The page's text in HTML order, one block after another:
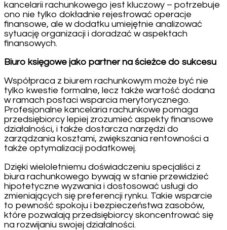
kancelarii rachunkowego jest kluczowy – potrzebuje
ono nie tylko dokładnie rejestrować operacje
finansowe, ale w dodatku umiejętnie analizować
sytuację organizacji i doradzać w aspektach
finansowych.
Biuro księgowe jako partner na ścieżce do sukcesu
Współpraca z biurem rachunkowym może być nie
tylko kwestie formalne, lecz także wartość dodana
w ramach postaci wsparcia merytorycznego.
Profesjonalne kancelaria rachunkowe pomaga
przedsiębiorcy lepiej zrozumieć aspekty finansowe
działalności, i także dostarcza narzędzi do
zarządzania kosztami, zwiększania rentowności a
także optymalizacji podatkowej.
Dzięki wieloletniemu doświadczeniu specjaliści z
biura rachunkowego bywają w stanie przewidzieć
hipotetyczne wyzwania i dostosować usługi do
zmieniających się preferencji rynku. Takie wsparcie
to pewność spokoju i bezpieczeństwa zasobów,
które pozwalają przedsiębiorcy skoncentrować się
na rozwijaniu swojej działalności.